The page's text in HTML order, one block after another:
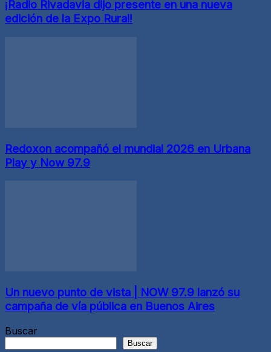
¡Radio Rivadavia dijo presente en una nueva
edición de la Expo Rural!
Redoxon acompañó el mundial 2026 en Urbana
Play y Now 97.9
Un nuevo punto de vista | NOW 97.9 lanzó su
campaña de vía pública en Buenos Aires
Buscar
Buscar